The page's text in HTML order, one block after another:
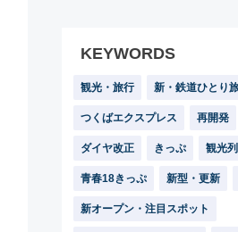
KEYWORDS
観光・旅行 新・鉄道ひとり
つくばエクスプレス 再開発
ダイヤ改正 きっぷ 観光
青春18きっぷ 新型・更新
新オープン・注目スポット